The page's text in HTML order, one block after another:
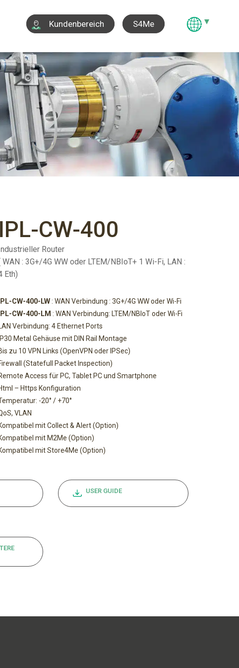
Kundenbereich S4Me
IPL-CW-400
Router
WAN : 3G+/4G WW oder LTEM/NBIoT+ 1 Wi-Fi, LAN :
Eth)
IPL-CW-400-LW: WAN Verbindung : 3G+/4G WW oder Wi-Fi
IPL-CW-400-LM : WAN Verbindung: LTEM/NBIoT oder Wi-Fi
Verbindung: 4 Ethernet Ports
IP30 Metal Gehäuse mit DIN Rail Montage
zu 10 VPN Links (OpenVPN oder IPSec)
(Statefull Packet Inspection)
Access für PC, Tablet PC und Smartphone
– Https Konfiguration
-20° / +70°
VLAN
mit Collect & Alert (Option)
mit M2Me (Option)
mit Store4Me (Option)
USER GUIDE